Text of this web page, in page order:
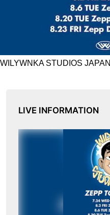
WILYWNKA STUDIOS JAPAN
LIVE INFORMATION